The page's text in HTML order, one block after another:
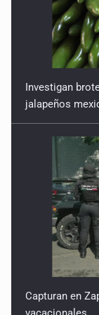
Investigan
jalapeños
Capturan en